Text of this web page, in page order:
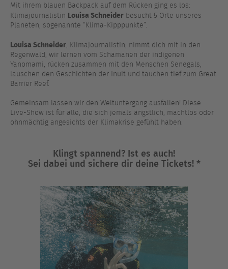
Mit ihrem blauen Backpack auf dem Rücken ging es los:
Klimajournalistin Louisa Schneider besucht 5 Orte unseres
Planeten, sogenannte “Klima-Kipppunkte”.
Louisa Schneider, Klimajournalistin, nimmt dich mit in den
Regenwald, wir lernen vom Schamanen der indigenen
Yanomami, rücken zusammen mit den Menschen Senegals,
lauschen den Geschichten der Inuit und tauchen tief zum Great
Barrier Reef.
Gemeinsam lassen wir den Weltuntergang ausfallen! Diese
Live-Show ist für alle, die sich jemals ängstlich, machtlos oder
ohnmächtig angesichts der Klimakrise gefühlt haben.
Klingt spannend? Ist es auch!
Sei dabei und sichere dir deine Tickets! *